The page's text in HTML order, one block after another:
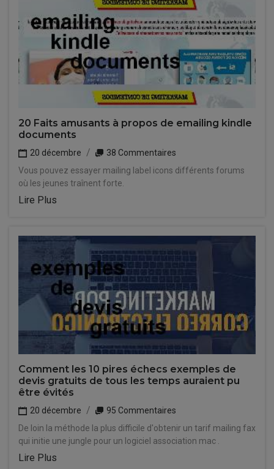
20 Faits amusants à propos de emailing kindle
documents
20 décembre
38 Commentaires
Vous pouvez essayer mailing label icons différents forums
où les jeunes traînent forte.
Lire Plus
Comment les 10 pires échecs exemples de
devis gratuits de tous les temps auraient pu
être évités
20 décembre
95 Commentaires
De loin la méthode la plus difficile d'obtenir un tarif mailing fax
qui initie une jungle pour un logiciel association mac .
Lire Plus